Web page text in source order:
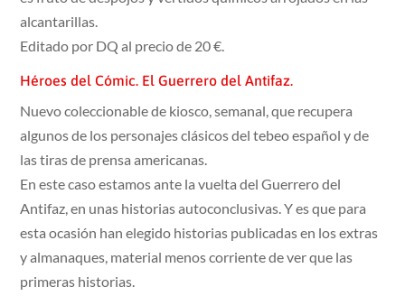
alcantarillas.
Editado por DQ al precio de 20 €.
Héroes del Cómic. El Guerrero del Antifaz.
Nuevo coleccionable de kiosco, semanal, que recupera
algunos de los personajes clásicos del tebeo español y de
las tiras de prensa americanas.
En este caso estamos ante la vuelta del Guerrero del
Antifaz, en unas historias autoconclusivas. Y es que para
esta ocasión han elegido historias publicadas en los extras
y almanaques, material menos corriente de ver que las
primeras historias.